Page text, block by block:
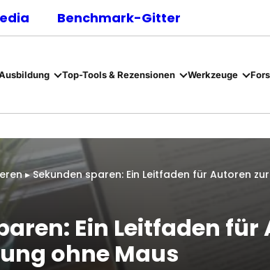
Benchmark-Gitter
Top-Tools & Rezensionen Werkzeuge
▸Sekunden sparen: Ein Leitfaden für Autoren
Ein Leitfaden für
ohne Maus